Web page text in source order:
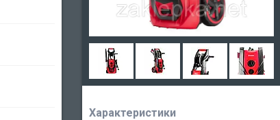
Характеристики